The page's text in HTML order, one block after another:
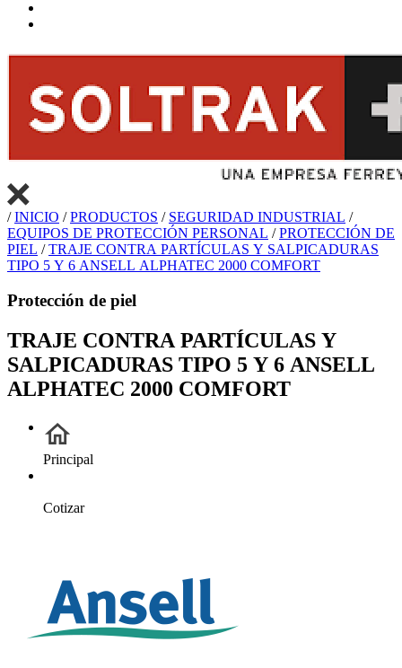
/INICIO /PRODUCTOS / SEGURIDAD INDUSTRIAL /
EQUIPOS DE PROTECCIÓN PERSONAL /PROTECCIÓN DE
PIEL /TRAJE CONTRA PARTÍCULAS Y SALPICADURAS
TIPO 5 Y 6 ANSELL ALPHATEC 2000 COMFORT
Protección de piel
TRAJE CONTRA PARTÍCULAS Y
SALPICADURAS TIPO 5 Y 6 ANSELL
ALPHATEC 2000 COMFORT
Principal
Cotizar